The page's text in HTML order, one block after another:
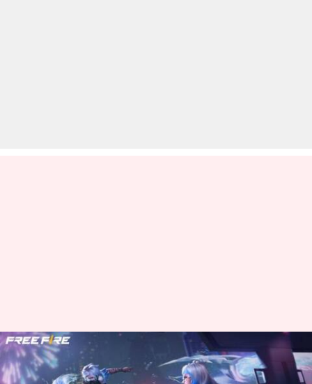
మే 23న Garena Free Fire Max
కోడ్‌లు రీడీమ్ చేసుకునే విధానం